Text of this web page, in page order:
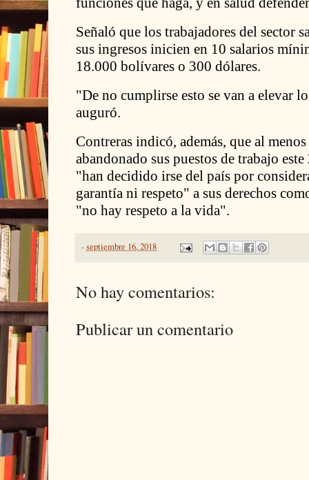
Señaló que los trabajadores del sector
sus ingresos inicien en 10 salarios
18.000 bolívares o 300 dólares.
"De no cumplirse esto se van a elevar
auguró.
Contreras indicó, además, que al
abandonado sus puestos de trabajo
"han decidido irse del país por
garantía ni respeto" a sus derechos
"no hay respeto a la vida".
-septiembre 16, 2018
No hay comentarios:
Publicar un comentario